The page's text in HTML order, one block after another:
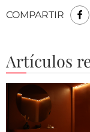
COMPARTIR
Artículos